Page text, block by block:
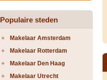
Populaire steden
Makelaar Amsterdam
Makelaar Rotterdam
Makelaar Den Haag
Makelaar Utrecht